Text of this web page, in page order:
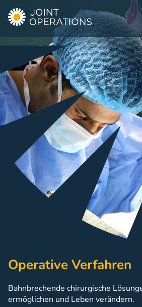
Konservativ
Webshop
Education & Events
Über uns
Kontakt
Operative Verfahren
Bahnbrechende chirurgische
ermöglichen und Leben verändern.